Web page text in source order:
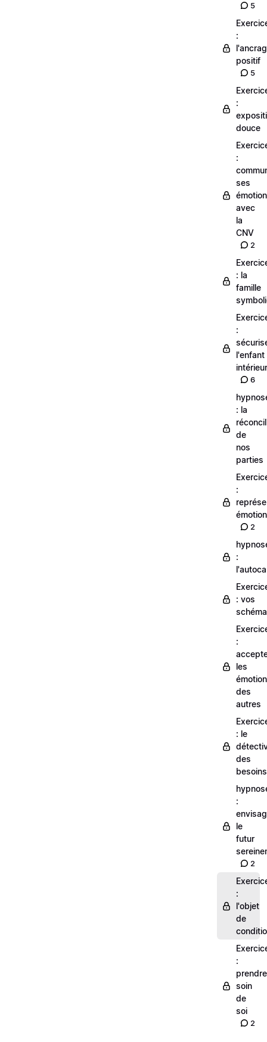
5
:
positif
5
:
douce
:
ses
avec
la
CNV
2
: la
famille
:
l'enfant
intérieur
6
: la
de
nos
parties
:
2
:
: vos
:
les
des
autres
: le
des
besoins
:
le
futur
2
:
l'objet
de
:
prendre
soin
de
soi
2